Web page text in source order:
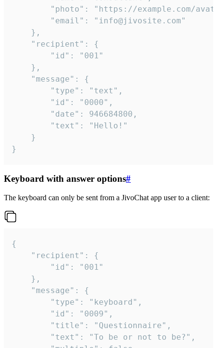
}
Keyboard with answer options#
The keyboard can only be sent from a JivoChat app user to a client:
{